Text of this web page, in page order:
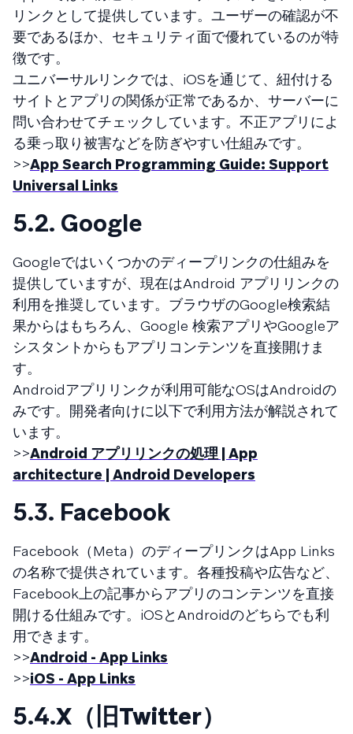
リンクとして提供しています。ユーザーの確認が不
要であるほか、セキュリティ面で優れているのが特
徴です。
ユニバーサルリンクでは、iOSを通じて、紐付ける
サイトとアプリの関係が正常であるか、サーバーに
問い合わせてチェックしています。不正アプリによ
る乗っ取り被害などを防ぎやすい仕組みです。
>>App Search Programming Guide: Support
Universal Links
5.2. Google
Googleではいくつかのディープリンクの仕組みを
提供していますが、現在はAndroid アプリリンクの
利用を推奨しています。ブラウザのGoogle検索結
果からはもちろん、Google 検索アプリやGoogleア
シスタントからもアプリコンテンツを直接開けま
す。
Androidアプリリンクが利用可能なOSはAndroidの
みです。開発者向けに以下で利用方法が解説されて
います。
>>Android アプリリンクの処理 | App
architecture | Android Developers
5.3. Facebook
Facebook（Meta）のディープリンクはApp Links
の名称で提供されています。各種投稿や広告など、
Facebook上の記事からアプリのコンテンツを直接
開ける仕組みです。iOSとAndroidのどちらでも利
用できます。
>>Android - App Links
>>iOS - App Links
5.4.X（旧Twitter）